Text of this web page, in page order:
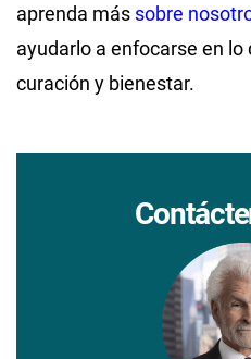
aprenda más sobre
ayudarlo a enfocarse en
curación y bienestar.